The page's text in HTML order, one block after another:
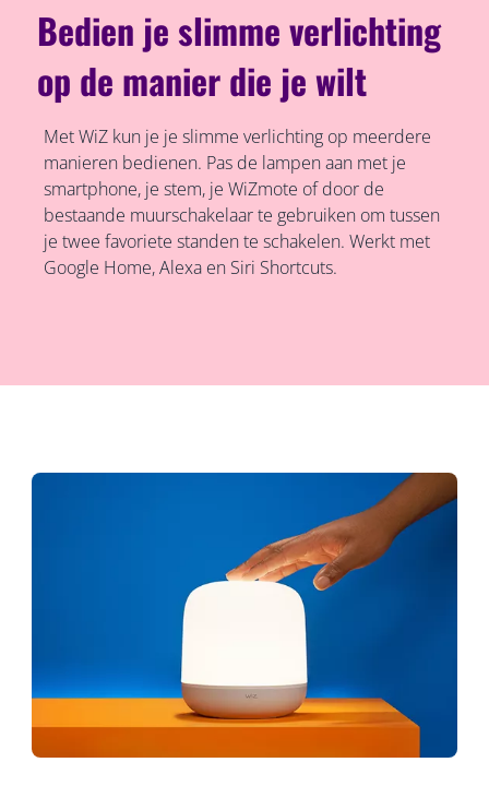
Bedien je slimme verlichting
op de manier die je wilt
Met WiZ kun je je slimme verlichting op meerdere
manieren bedienen. Pas de lampen aan met je
smartphone, je stem, je WiZmote of door de
bestaande muurschakelaar te gebruiken om tussen
je twee favoriete standen te schakelen. Werkt met
Google Home, Alexa en Siri Shortcuts.